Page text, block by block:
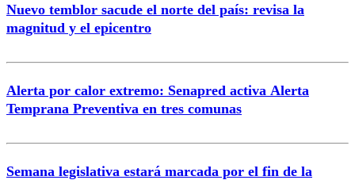
Nuevo temblor sacude el norte del país: revisa la
magnitud y el epicentro
Alerta por calor extremo: Senapred activa Alerta
Temprana Preventiva en tres comunas
Semana legislativa estará marcada por el fin de la